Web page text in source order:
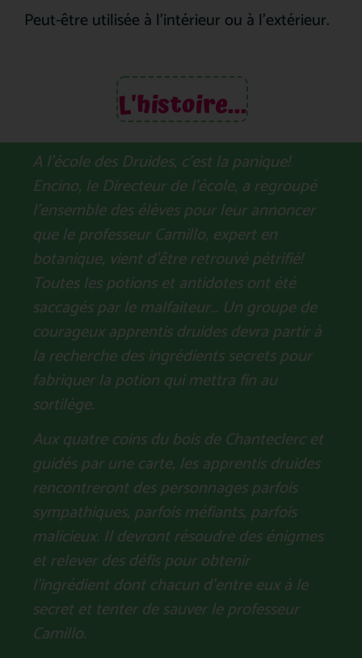
Peut-être utilisée à l’intérieur ou à l’extérieur.
L'histoire...
A l’école des Druides, c’est la panique!
Encino, le Directeur de l’école, a regroupé
l’ensemble des élèves pour leur annoncer
que le professeur Camillo, expert en
botanique, vient d’être retrouvé pétrifié!
Toutes les potions et antidotes ont été
saccagés par le malfaiteur… Un groupe de
courageux apprentis druides devra partir à
la recherche des ingrédients secrets pour
fabriquer la potion qui mettra fin au
sortilège.
Aux quatre coins du bois de Chanteclerc et
guidés par une carte, les apprentis druides
rencontreront des personnages parfois
sympathiques, parfois méfiants, parfois
malicieux. Il devront résoudre des énigmes
et relever des défis pour obtenir
l’ingrédient dont chacun d’entre eux à le
secret et tenter de sauver le professeur
Camillo.